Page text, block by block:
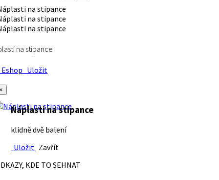
na stipance
Uložit
Náplasti na stipance
klidně dvě balení
Uložit Zavřít
KDE TO SEHNAT